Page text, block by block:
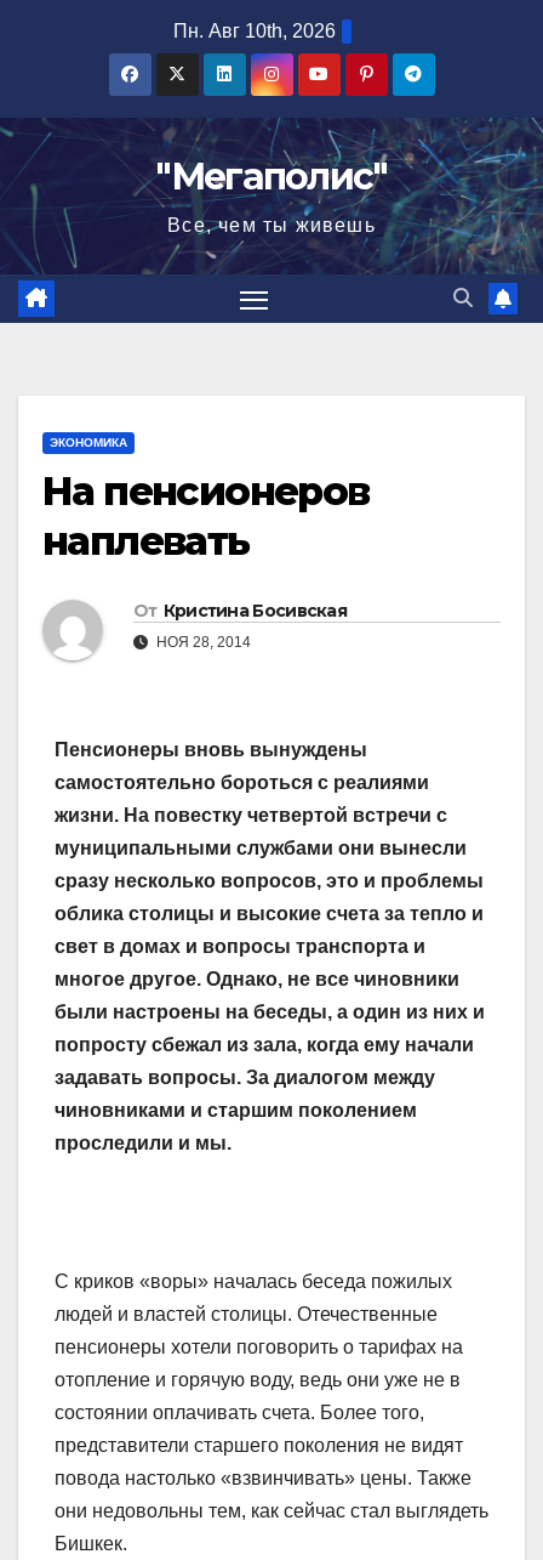
Пн. Авг 10th, 2026
"Мегаполис"
Все, чем ты живешь
ЭКОНОМИКА
На пенсионеров
наплевать
От Кристина Босивская
НОЯ 28, 2014
Пенсионеры вновь вынуждены
самостоятельно бороться с реалиями
жизни. На повестку четвертой встречи с
муниципальными службами они вынесли
сразу несколько вопросов, это и проблемы
облика столицы и высокие счета за тепло и
свет в домах и вопросы транспорта и
многое другое. Однако, не все чиновники
были настроены на беседы, а один из них и
попросту сбежал из зала, когда ему начали
задавать вопросы. За диалогом между
чиновниками и старшим поколением
проследили и мы.
С криков «воры» началась беседа пожилых
людей и властей столицы. Отечественные
пенсионеры хотели поговорить о тарифах на
отопление и горячую воду, ведь они уже не в
состоянии оплачивать счета. Более того,
представители старшего поколения не видят
повода настолько «взвинчивать» цены. Также
они недовольны тем, как сейчас стал выглядеть
Бишкек.